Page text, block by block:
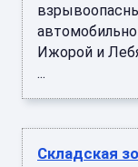
Ижорой и
...
Складская